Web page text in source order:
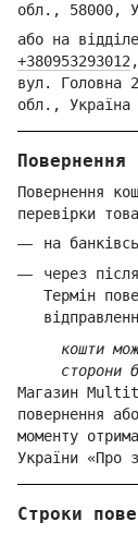
обл., 58000,
або на
+380953293012 ,
вул. Головна
обл., Україна
Повернення
Повернення
перевірки
на
через
Термін
кошти
сторони
Магазин
повернення
моменту
України «Про
Строки